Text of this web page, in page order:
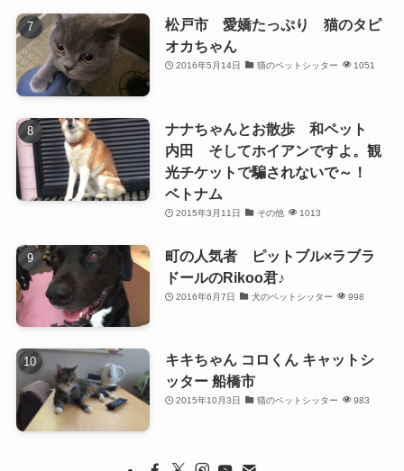
松戸市 愛嬌たっぷり 猫のタピ
オカちゃん
2016年5月14日 猫のペットシッター 1051
ナナちゃんとお散歩 和ペット
内田 そしてホイアンですよ。観
光チケットで騙されないで～！
ベトナム
2015年3月11日 その他 1013
町の人気者 ピットブル×ラブラ
ドールのRikoo君♪
2016年6月7日 犬のペットシッター 998
キキちゃん コロくん キャットシ
ッター 船橋市
2015年10月3日 猫のペットシッター 983